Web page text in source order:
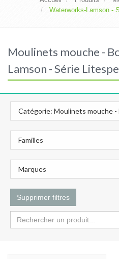
Waterworks-Lamson -
Moulinets mouche -
Lamson - Série
Catégorie: Moulinets mouche -
Familles
Marques
Supprimer filtres